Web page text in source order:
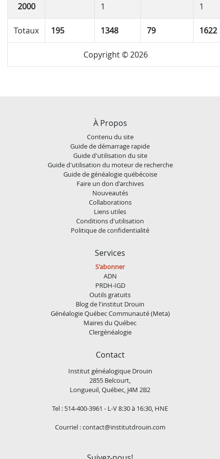
2000 1 1
Totaux 195 1348 79 1622
Copyright © 2026
À Propos
Contenu du site
Guide de démarrage rapide
Guide d'utilisation du site
Guide d'utilisation du moteur de recherche
Guide de généalogie québécoise
Faire un don d'archives
Nouveautés
Collaborations
Liens utiles
Conditions d'utilisation
Politique de confidentialité
Services
S'abonner
ADN
PRDH-IGD
Outils gratuits
Blog de l'institut Drouin
Généalogie Québec Communauté (Meta)
Maires du Québec
Clergénéalogie
Contact
Institut généalogique Drouin
2855 Belcourt,
Longueuil, Québec, J4M 2B2
Tel : 514-400-3961 - L-V 8:30 à 16:30, HNE
Courriel :contact@institutdrouin.com